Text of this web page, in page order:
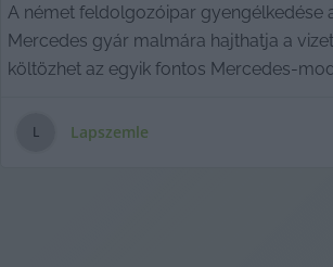
A német feldolgozóipar gyengélkedése
Mercedes gyár malmára hajthatja a
költözhet az egyik fontos Mercedes-
L Lapszemle